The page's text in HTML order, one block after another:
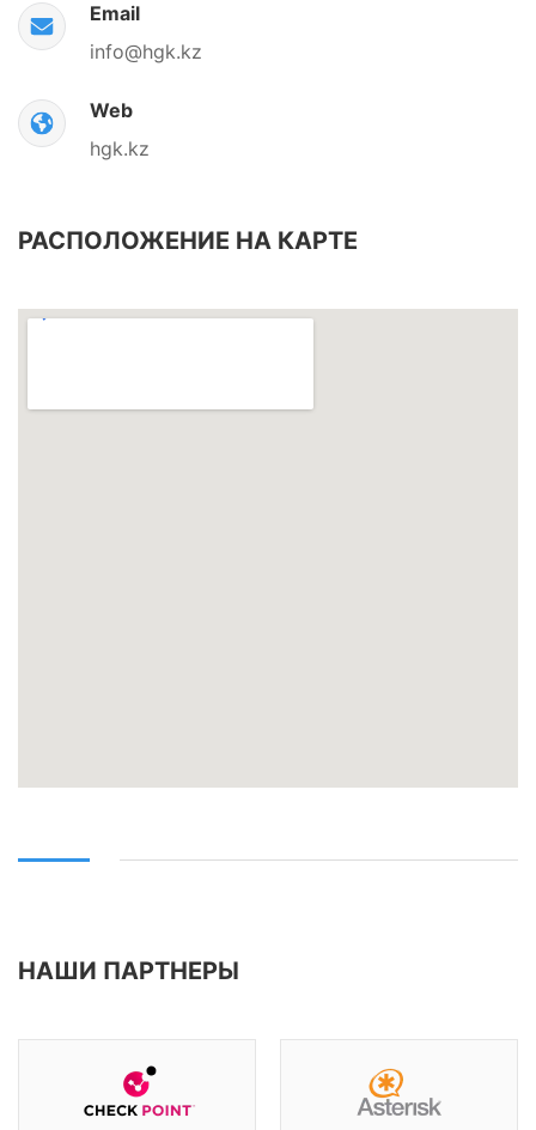
Email
info@hgk.kz
Web
hgk.kz
РАСПОЛОЖЕНИЕ НА КАРТЕ
НАШИ ПАРТНЕРЫ